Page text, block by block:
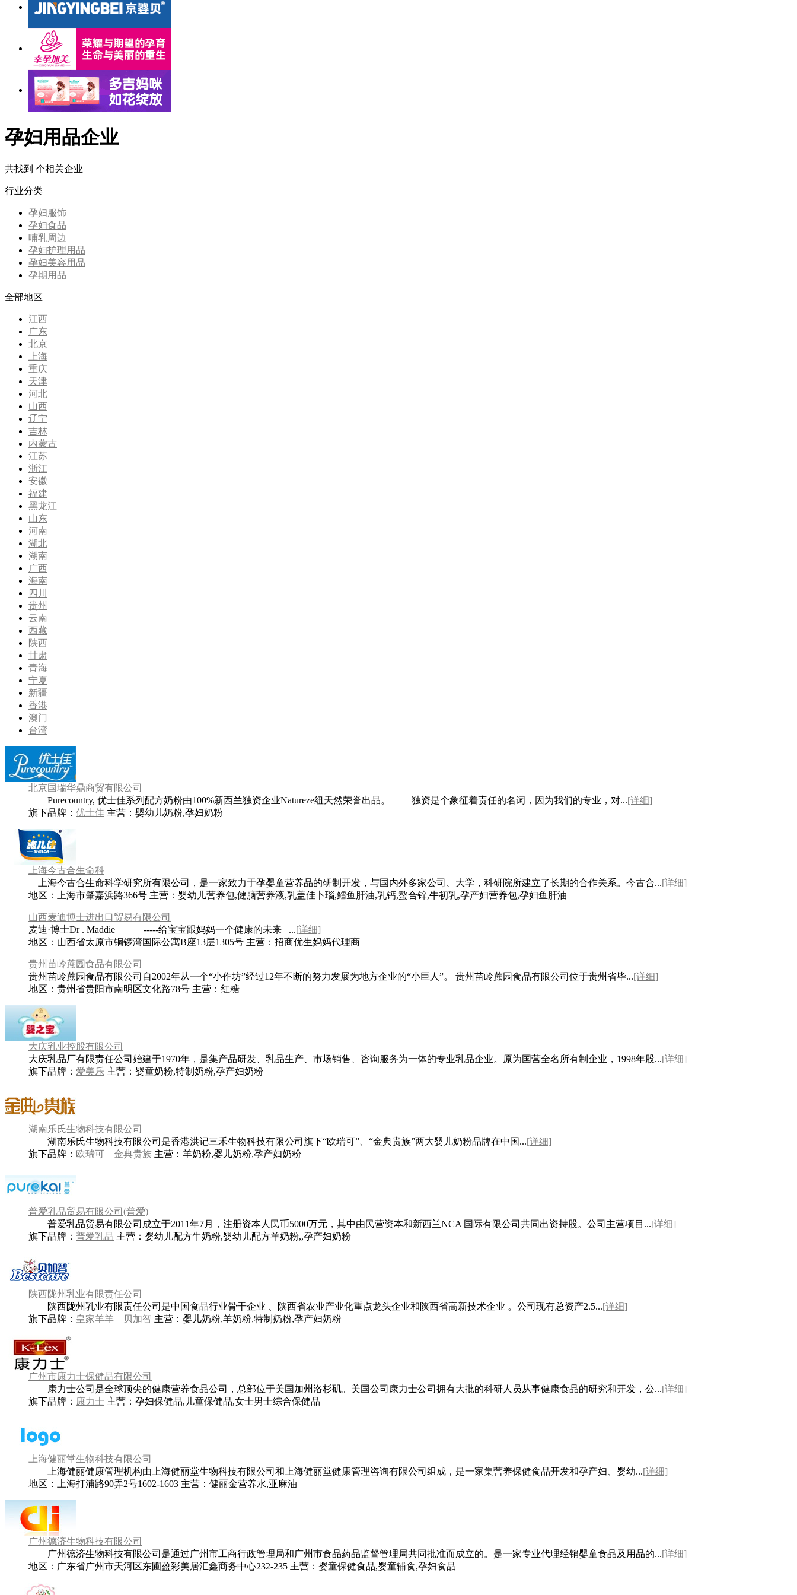
孕妇用品企业
共找到 个相关企业
行业分类
孕妇服饰
孕妇食品
哺乳周边
孕妇护理用品
孕妇美容用品
孕期用品
全部地区
江西
广东
北京
上海
重庆
天津
河北
山西
辽宁
吉林
内蒙古
江苏
浙江
安徽
福建
黑龙江
山东
河南
湖北
湖南
广西
海南
四川
贵州
云南
西藏
陕西
甘肃
青海
宁夏
新疆
香港
澳门
台湾
北京国瑞华鼎商贸有限公司
Purecountry, 优士佳系列配方奶粉由100%新西兰独资企业Natureze纽天然荣誉出品。 独资是个象征着责任的名词，因为我们的专业，对...[详细]
旗下品牌： 优士佳 主营： 婴幼儿奶粉,孕妇奶粉
上海今古合生命科
上海今古合生命科学研究所有限公司，是一家致力于孕婴童营养品的研制开发，与国内外多家公司、大学，科研院所建立了长期的合作关系。今古合...[详细]
地区：上海市肇嘉浜路366号 主营： 婴幼儿营养包,健脑营养液,乳盖佳卜瑙,鳕鱼肝油,乳钙,螯合锌,牛初乳,孕产妇营养包,孕妇鱼肝油
山西麦迪博士进出口贸易有限公司
麦迪·博士Dr . Maddie -----给宝宝跟妈妈一个健康的未来 ...[详细]
地区：山西省太原市铜锣湾国际公寓B座13层1305号 主营： 招商优生妈妈代理商
贵州苗岭蔗园食品有限公司
贵州苗岭蔗园食品有限公司自2002年从一个“小作坊”经过12年不断的努力发展为地方企业的“小巨人”。 贵州苗岭蔗园食品有限公司位于贵州省毕...[详细]
地区：贵州省贵阳市南明区文化路78号 主营： 红糖
大庆乳业控股有限公司
大庆乳品厂有限责任公司始建于1970年，是集产品研发、乳品生产、市场销售、咨询服务为一体的专业乳品企业。原为国营全名所有制企业，1998年股...[详细]
旗下品牌： 爱美乐 主营： 婴童奶粉,特制奶粉,孕产妇奶粉
湖南乐氏生物科技有限公司
湖南乐氏生物科技有限公司是香港洪记三禾生物科技有限公司旗下“欧瑞可”、“金典贵族”两大婴儿奶粉品牌在中国...[详细]
旗下品牌： 欧瑞可 金典贵族 主营： 羊奶粉,婴儿奶粉,孕产妇奶粉
普爱乳品贸易有限公司(普爱)
普爱乳品贸易有限公司成立于2011年7月，注册资本人民币5000万元，其中由民营资本和新西兰NCA 国际有限公司共同出资持股。公司主营项目...[详细]
旗下品牌： 普爱乳品 主营： 婴幼儿配方牛奶粉,婴幼儿配方羊奶粉,,孕产妇奶粉
陕西陇州乳业有限责任公司
陕西陇州乳业有限责任公司是中国食品行业骨干企业 、陕西省农业产业化重点龙头企业和陕西省高新技术企业 。公司现有总资产2.5...[详细]
旗下品牌： 皇家羊羊 贝加智 主营： 婴儿奶粉,羊奶粉,特制奶粉,孕产妇奶粉
广州市康力士保健品有限公司
康力士公司是全球顶尖的健康营养食品公司，总部位于美国加州洛杉矶。美国公司康力士公司拥有大批的科研人员从事健康食品的研究和开发，公...[详细]
旗下品牌： 康力士 主营： 孕妇保健品,儿童保健品,女士男士综合保健品
上海健丽堂生物科技有限公司
上海健丽健康管理机构由上海健丽堂生物科技有限公司和上海健丽堂健康管理咨询有限公司组成，是一家集营养保健食品开发和孕产妇、婴幼...[详细]
地区：上海打浦路90弄2号1602-1603 主营： 健丽金营养水,亚麻油
广州德济生物科技有限公司
广州德济生物科技有限公司是通过广州市工商行政管理局和广州市食品药品监督管理局共同批准而成立的。是一家专业代理经销婴童食品及用品的...[详细]
地区：广东省广州市天河区东圃盈彩美居汇鑫商务中心232-235 主营： 婴童保健食品,婴童辅食,孕妇食品